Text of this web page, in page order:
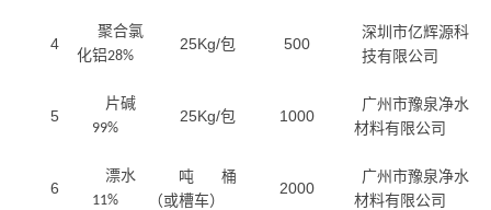
4
聚合氯
化铝28%
25Kg/包 500
深圳市亿辉源科
技有限公司
5
片碱
99%
25Kg/包 1000
广州市豫泉净水
材料有限公司
6
漂水
11%
吨桶
（或槽车）
2000
广州市豫泉净水
材料有限公司